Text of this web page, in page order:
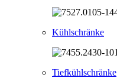
Kühlschränke
Tiefkühlschränke